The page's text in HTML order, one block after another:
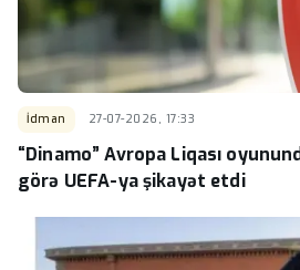
İdman 27-07-2026, 17:33
“Dinamo” Avropa Liqası
görə UEFA-ya şikayət etdi